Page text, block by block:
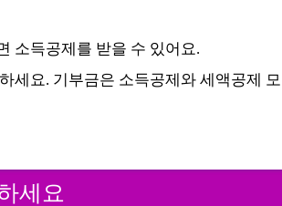
소득공제를 받을 수 있어요.
세요. 기부금은 소득공제와 세액공제
세요